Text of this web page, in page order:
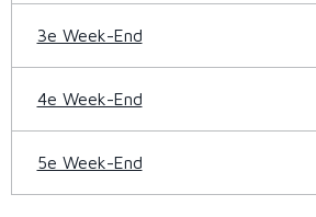
3e Week-End
4e Week-End
5e Week-End